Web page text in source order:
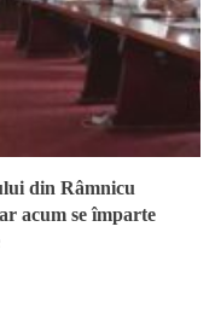
din Râmnicu
acum se împarte